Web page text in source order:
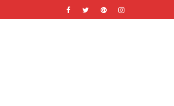
facebooktwittergoogleplusinstagram